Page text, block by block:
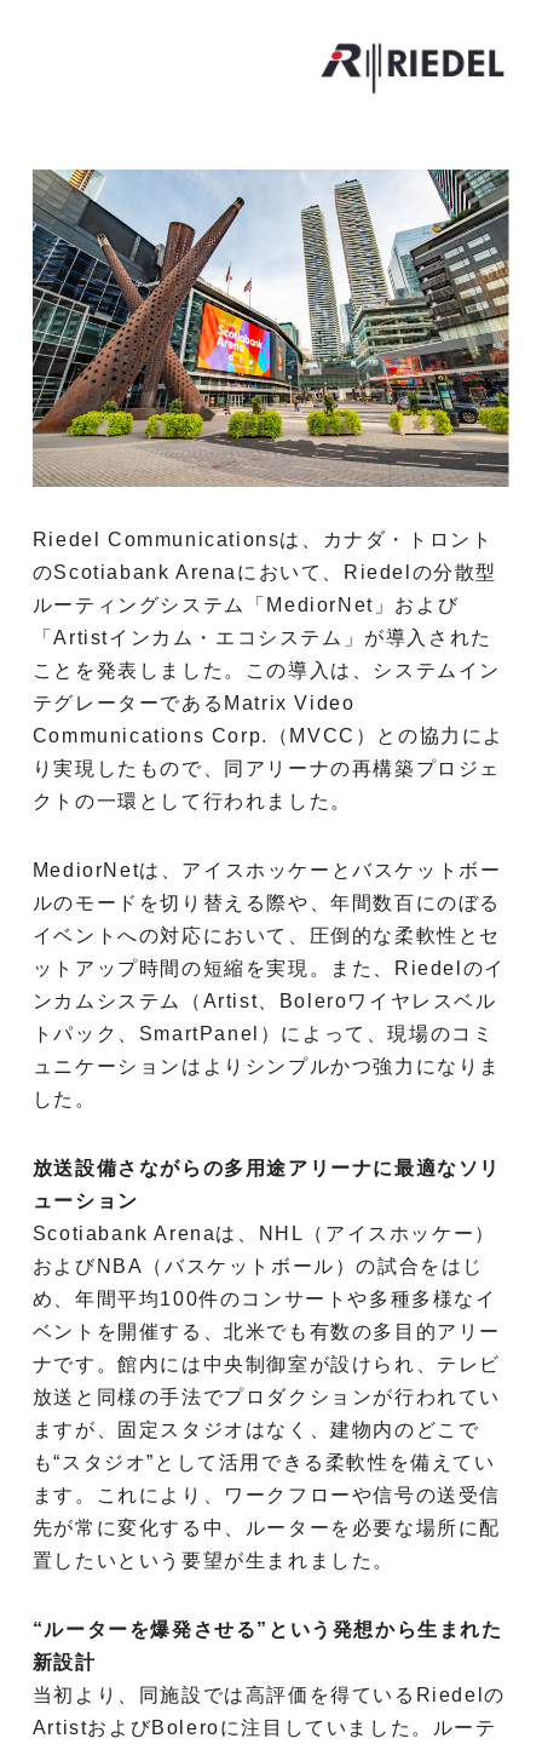
Riedel Communicationsは、カナダ・トロント
のScotiabank Arenaにおいて、Riedelの分散型
ルーティングシステム「MediorNet」および
「Artistインカム・エコシステム」が導入された
ことを発表しました。この導入は、システムイン
テグレーターであるMatrix Video
Communications Corp.（MVCC）との協力によ
り実現したもので、同アリーナの再構築プロジェ
クトの一環として行われました。
MediorNetは、アイスホッケーとバスケットボー
ルのモードを切り替える際や、年間数百にのぼる
イベントへの対応において、圧倒的な柔軟性とセ
ットアップ時間の短縮を実現。また、Riedelのイ
ンカムシステム（Artist、Boleroワイヤレスベル
トパック、SmartPanel）によって、現場のコミ
ュニケーションはよりシンプルかつ強力になりま
した。
放送設備さながらの多用途アリーナに最適なソリ
ューション
Scotiabank Arenaは、NHL（アイスホッケー）
およびNBA（バスケットボール）の試合をはじ
め、年間平均100件のコンサートや多種多様なイ
ベントを開催する、北米でも有数の多目的アリー
ナです。館内には中央制御室が設けられ、テレビ
放送と同様の手法でプロダクションが行われてい
ますが、固定スタジオはなく、建物内のどこで
も“スタジオ”として活用できる柔軟性を備えてい
ます。これにより、ワークフローや信号の送受信
先が常に変化する中、ルーターを必要な場所に配
置したいという要望が生まれました。
“ルーターを爆発させる”という発想から生まれた
新設計
当初より、同施設では高評価を得ているRiedelの
ArtistおよびBoleroに注目していました。ルーテ